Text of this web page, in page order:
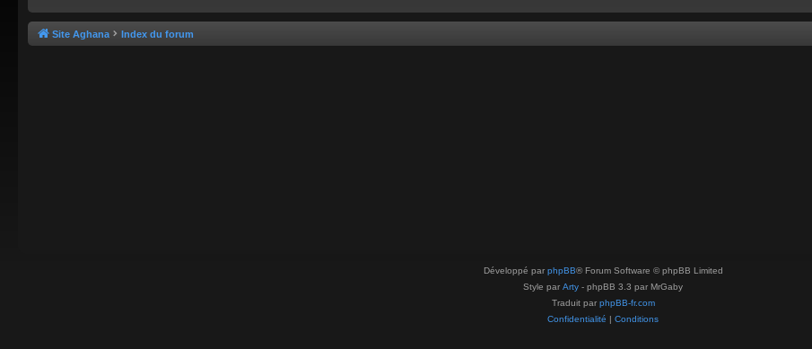
Site Aghana Index du forum
Développé par phpBB® Forum Software © phpBB Limited
Style par Arty - phpBB 3.3 par MrGaby
Traduit par phpBB-fr.com
Confidentialité | Conditions